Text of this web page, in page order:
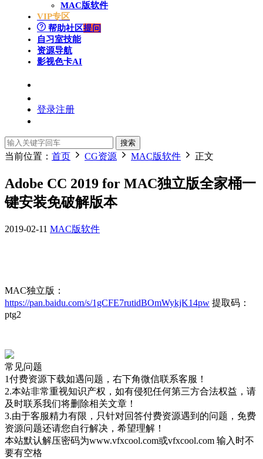
MAC版软件
VIP专区
帮助社区提问
自习室技能
资源导航
影视色卡AI
登录注册
搜索
当前位置： 首页 CG资源 MAC版软件 正文
Adobe CC 2019 for MAC独立版全家桶一
键安装免破解版本
2019-02-11 MAC版软件
MAC独立版：
https://pan.baidu.com/s/1gCFE7rutidBOmWykjK14pw 提取码：
ptg2
常见问题
1付费资源下载如遇问题，右下角微信联系客服！
2.本站非常重视知识产权，如有侵犯任何第三方合法权益，请
及时联系我们将删除相关文章！
3.由于客服精力有限，只针对回答付费资源遇到的问题，免费
资源问题还请您自行解决，希望理解！
本站默认解压密码为www.vfxcool.com或vfxcool.com 输入时不
要有空格